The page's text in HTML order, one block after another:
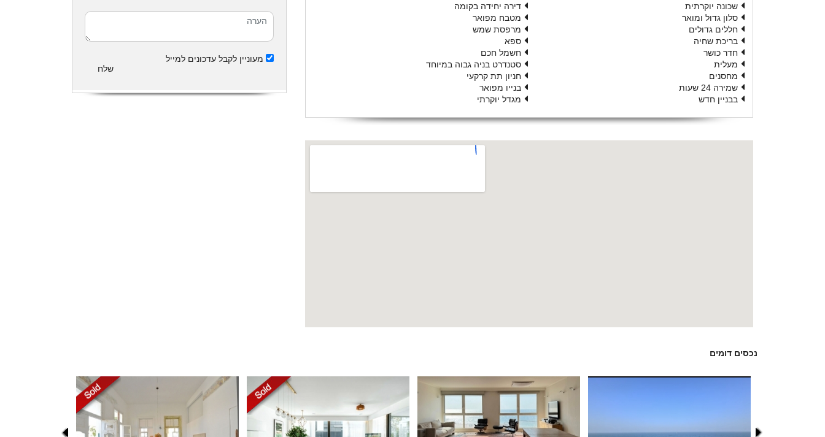
שכונה יוקרתית
דירה יחידה בקומה
סלון גדול ומואר
מטבח מפואר
חללים גדולים
מרפסת שמש
בריכת שחיה
ספא
חדר כושר
חשמל חכם
מעלית
סטנדרט בניה גבוה במיוחד
מחסנים
חניון תת קרקעי
שמירה 24 שעות
בנייו מפואר
בבניין חדש
מגדל יוקרתי
מעוניין לקבל עדכונים למייל
שלח
נכסים דומים